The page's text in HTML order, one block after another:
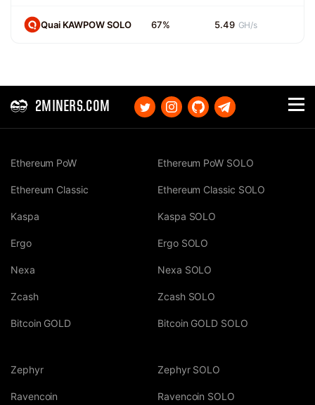
Quai KAWPOW SOLO 67% 5.49 GH/s
2MINERS.COM
Ethereum PoW
Ethereum Classic
Kaspa
Ergo
Nexa
Zcash
Bitcoin GOLD
Ethereum PoW SOLO
Ethereum Classic SOLO
Kaspa SOLO
Ergo SOLO
Nexa SOLO
Zcash SOLO
Bitcoin GOLD SOLO
Zephyr
Ravencoin
Zephyr SOLO
Ravencoin SOLO